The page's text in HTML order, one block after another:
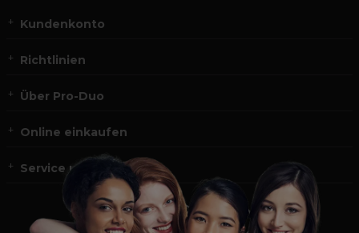
Kundenkonto
Richtlinien
Über Pro-Duo
Online einkaufen
Service und Kontakt